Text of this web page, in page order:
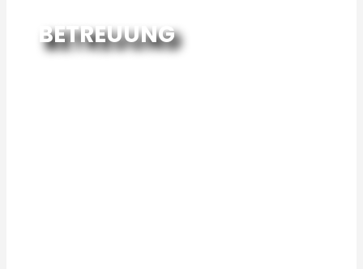
BETREUUNG